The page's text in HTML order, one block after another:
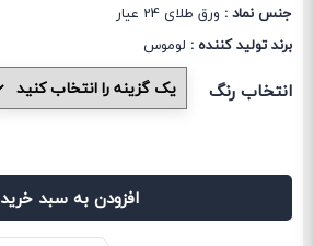
جنس نماد : ورق طلای 24 عیار
برند تولید کننده : لوموس
انتخاب رنگ
افزودن به سبد خرید